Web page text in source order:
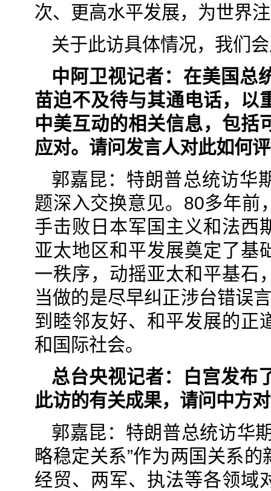
次、更高水平发展，为世界
关于此访具体情况，我们
中阿卫视记者：在美国总
苗迫不及待与其通电话，以
中美互动的相关信息，包括
应对。请问发言人对此如何
郭嘉昆：特朗普总统访华
题深入交换意见。80多年前
手击败日本军国主义和法西
亚太地区和平发展奠定了基
一秩序，动摇亚太和平基石
当做的是尽早纠正涉台错误
到睦邻友好、和平发展的正
和国际社会。
总台央视记者：白宫发布
此访的有关成果，请问中方
郭嘉昆：特朗普总统访华
略稳定关系”作为两国关系
经贸、两军、执法等各领域